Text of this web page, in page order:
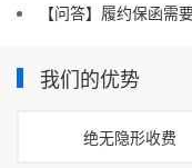
【问答】履约保函需
我们的优势
绝无隐形收费